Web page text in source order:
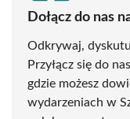
Dołącz do nas
Odkrywaj,
Przyłącz się do
gdzie możesz
wydarzeniach w